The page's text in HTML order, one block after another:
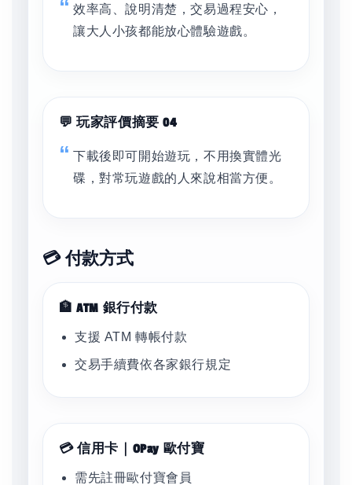
效率高、說明清楚，交易過程安心，
讓大人小孩都能放心體驗遊戲。
💬 玩家評價摘要 04
下載後即可開始遊玩，不用換實體光
碟，對常玩遊戲的人來說相當方便。
💳 付款方式
🏦 ATM 銀行付款
支援 ATM 轉帳付款
交易手續費依各家銀行規定
💳 信用卡｜OPay 歐付寶
需先註冊歐付寶會員